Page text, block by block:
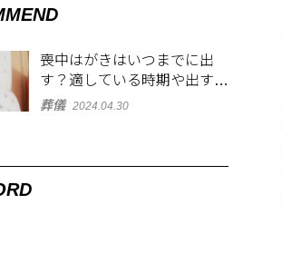
喪中はがきはいつまでに出
す？適している時期や出す範
囲を解説！
葬儀 2024.04.30